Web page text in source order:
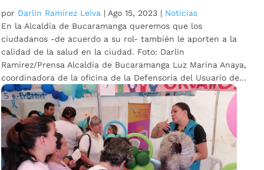
por Darlin Ramírez Leiva | Ago 15, 2023 | Noticias
En la Alcaldía de Bucaramanga queremos que los
ciudadanos -de acuerdo a su rol- también le aporten a la
calidad de la salud en la ciudad. Foto: Darlin
Ramírez/Prensa Alcaldía de Bucaramanga Luz Marina Anaya,
coordinadora de la oficina de la Defensoría del Usuario de...